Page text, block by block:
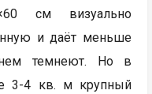
см визуально
и даёт меньше
темнеют. Но в
3-4 кв. м крупный